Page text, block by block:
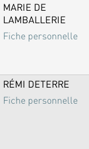
MARIE DE
LAMBALLERIE
Fiche personnelle
RÉMI DETERRE
Fiche personnelle